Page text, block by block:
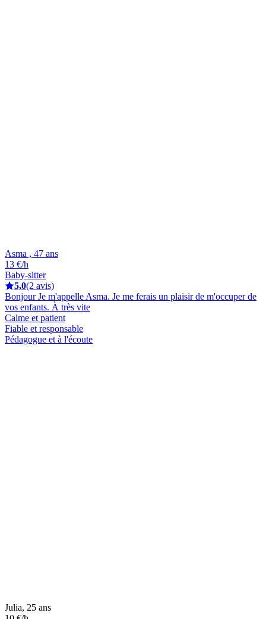
Asma , 47 ans
13 €/h
Baby-sitter
5,0(2 avis)
Bonjour Je m'appelle Asma. Je me ferais un plaisir de m'occuper de
vos enfants. À très vite
Calme et patient
Fiable et responsable
Pédagogue et à l'écoute
Julia, 25 ans